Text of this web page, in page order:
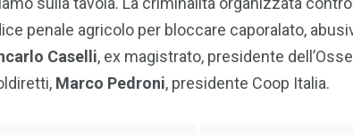
penale agricolo per bloccare caporalato,
Caselli, ex magistrato, presidente
Marco Pedroni, presidente Coop Italia.